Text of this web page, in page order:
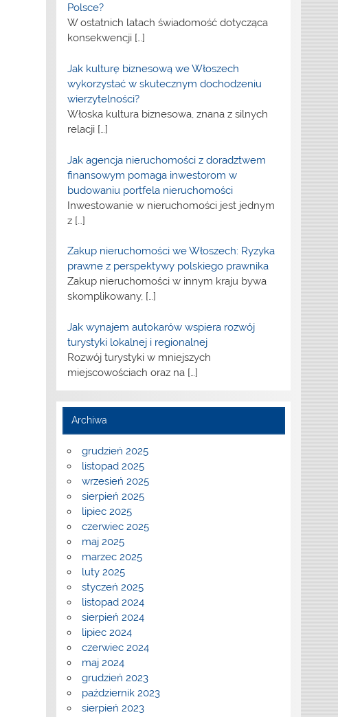
Polsce?
W ostatnich latach świadomość dotycząca
konsekwencji […]
Jak kulturę biznesową we Włoszech
wykorzystać w skutecznym dochodzeniu
wierzytelności?
Włoska kultura biznesowa, znana z silnych
relacji […]
Jak agencja nieruchomości z doradztwem
finansowym pomaga inwestorom w
budowaniu portfela nieruchomości
Inwestowanie w nieruchomości jest jednym
z […]
Zakup nieruchomości we Włoszech: Ryzyka
prawne z perspektywy polskiego prawnika
Zakup nieruchomości w innym kraju bywa
skomplikowany, […]
Jak wynajem autokarów wspiera rozwój
turystyki lokalnej i regionalnej
Rozwój turystyki w mniejszych
miejscowościach oraz na […]
Archiwa
grudzień 2025
listopad 2025
wrzesień 2025
sierpień 2025
lipiec 2025
czerwiec 2025
maj 2025
marzec 2025
luty 2025
styczeń 2025
listopad 2024
sierpień 2024
lipiec 2024
czerwiec 2024
maj 2024
grudzień 2023
październik 2023
sierpień 2023